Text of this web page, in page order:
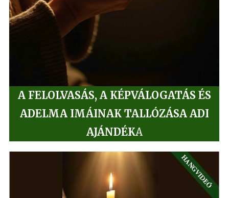
A FELOLVASÁS, A KÉPVÁLOGATÁS ÉS
ADELMA IMÁINAK TALLÓZÁSA ADI
AJÁNDÉKA